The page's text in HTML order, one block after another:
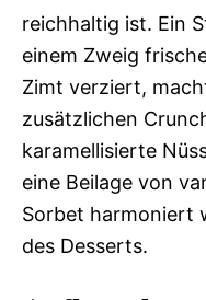
reichhaltig ist. Ein
einem Zweig
Zimt verziert,
zusätzlichen
karamellisierte
eine Beilage von
Sorbet harmoniert
des Desserts.